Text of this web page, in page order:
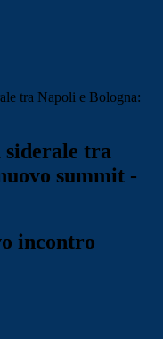
tra Napoli e Bologna:
siderale tra
summit -
incontro